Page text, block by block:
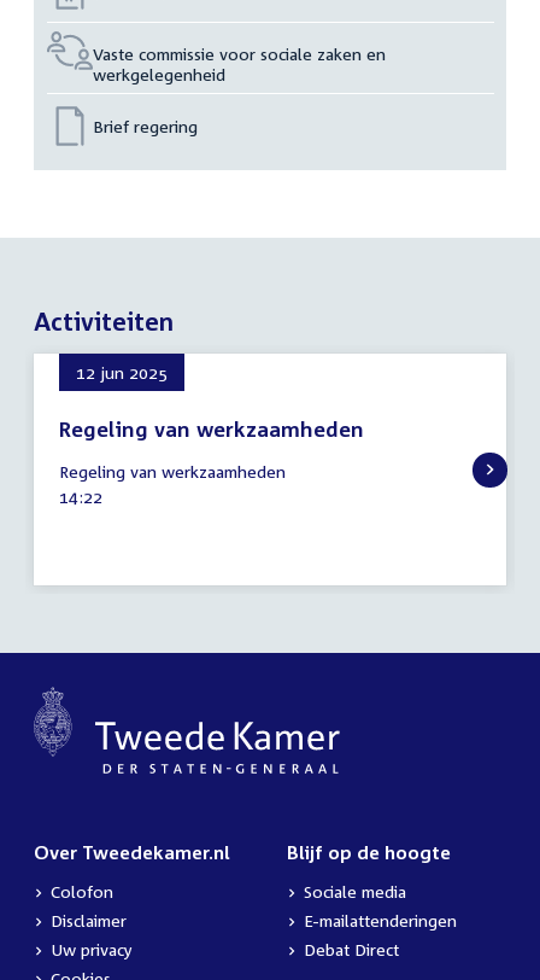
Vaste commissie voor sociale zaken en
werkgelegenheid
Brief regering
Activiteiten
12 jun 2025
Regeling van werkzaamheden
juni
2025
Regeling van werkzaamheden
Tijd
14:22
Over Tweedekamer.nl
Colofon
Disclaimer
Uw privacy
Blijf op de hoogte
Sociale media
E-mailattenderingen
Debat Direct